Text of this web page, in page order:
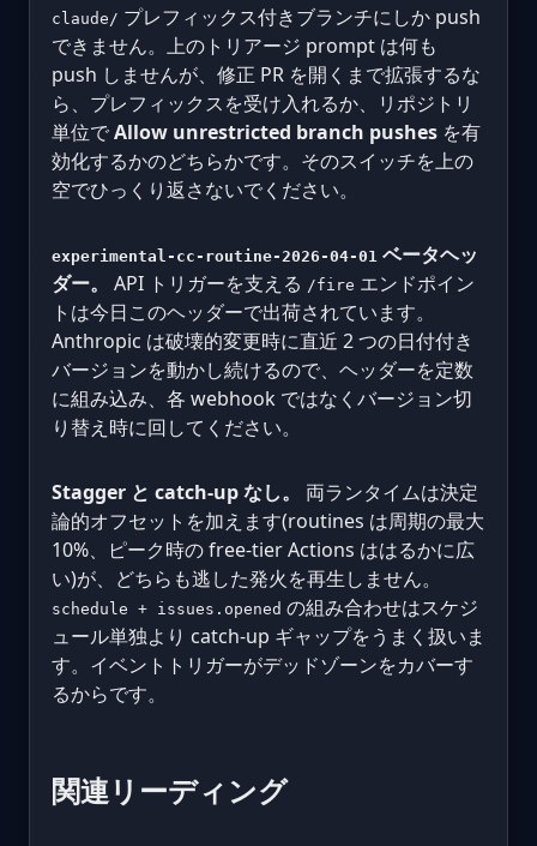
claude/ プレフィックス付きブランチにしか push
できません。上のトリアージ prompt は何も
push しませんが、修正 PR を開くまで拡張するな
ら、プレフィックスを受け入れるか、リポジトリ
単位でAllow unrestricted branch pushes を有
効化するかのどちらかです。そのスイッチを上の
空でひっくり返さないでください。
experimental-cc-routine-2026-04-01 ベータヘッ
ダー。
API トリガーを支える /fire エンドポイン
トは今日このヘッダーで出荷されています。
Anthropic は破壊的変更時に直近 2 つの日付付き
バージョンを動かし続けるので、ヘッダーを定数
に組み込み、各 webhook ではなくバージョン切
り替え時に回してください。
Stagger と catch-up なし。
両ランタイムは決定
論的オフセットを加えます(routines は周期の最大
10%、ピーク時の free-tier Actions ははるかに広
い)が、どちらも逃した発火を再生しません。
schedule + issues.opened の組み合わせはスケジ
ュール単独より catch-up ギャップをうまく扱いま
す。イベントトリガーがデッドゾーンをカバーす
るからです。
関連リーディング